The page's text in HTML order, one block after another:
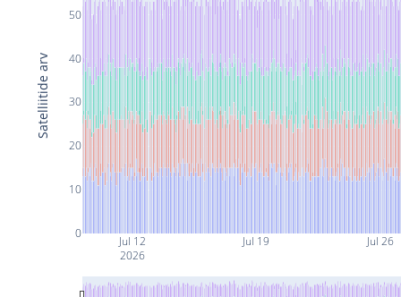
Jul 12
2026
Jul 19 Jul 26
0
10
20
30
40
50
Satelliitide arv